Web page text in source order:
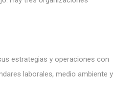
estrategias y operaciones con
laborales, medio ambiente y